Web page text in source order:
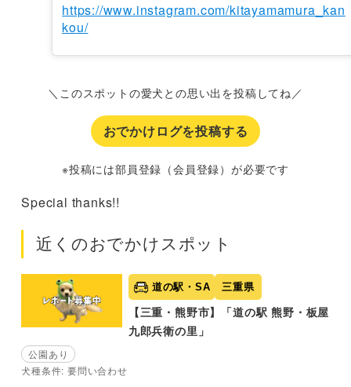
https://www.instagram.com/kitayamamura_kan
kou/
＼このスポットの愛犬との思い出を投稿してね／
おでかけログを投稿する
※投稿には部員登録（会員登録）が必要です
Special thanks!!
近くのおでかけスポット
道の駅・SA 三重県
【三重・熊野市】「道の駅 熊野・板屋
九郎兵衛の里」
公園あり
犬種条件: 要問い合わせ